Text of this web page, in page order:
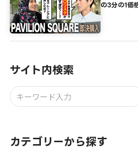
の3分の1価
サイト内検索
カテゴリーから探す